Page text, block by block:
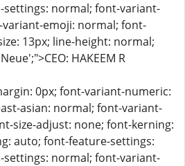
normal; font-variant-
emoji: normal; font-
13px; line-height: normal;
HAKEEM R
0px; font-variant-numeric:
asian: normal; font-variant-
size-adjust: none; font-kerning:
auto; font-feature-settings:
normal; font-variant-